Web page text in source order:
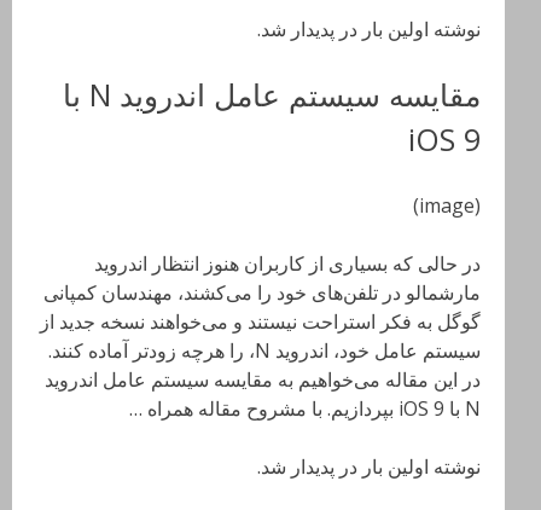
نوشته اولین بار در پدیدار شد.
مقایسه سیستم عامل اندروید N با
iOS 9
(image)
در حالی که بسیاری از کاربران هنوز انتظار اندروید
مارشمالو در تلفن‌های خود را می‌کشند، مهندسان کمپانی
گوگل به فکر استراحت نیستند و می‌خواهند نسخه جدید از
سیستم عامل خود، اندروید N، را هرچه زودتر آماده کنند.
در این مقاله می‌خواهیم به مقایسه سیستم عامل اندروید
N با iOS 9 بپردازیم. با مشروح مقاله همراه …
نوشته اولین بار در پدیدار شد.